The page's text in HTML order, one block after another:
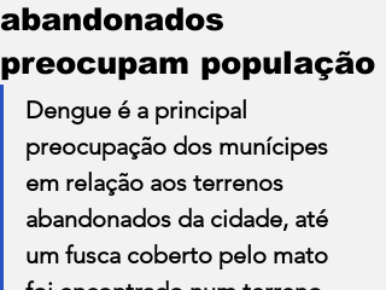
abandonados
preocupam população
Dengue é a principal
preocupação dos munícipes
em relação aos terrenos
abandonados da cidade, até
um fusca coberto pelo mato